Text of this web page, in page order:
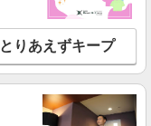
とりあえずキープ